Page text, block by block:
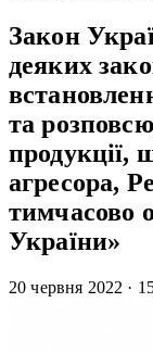
Закон
деяких
та
продукції,
агресора,
тимчасово
України»
20 червня 2022 ·